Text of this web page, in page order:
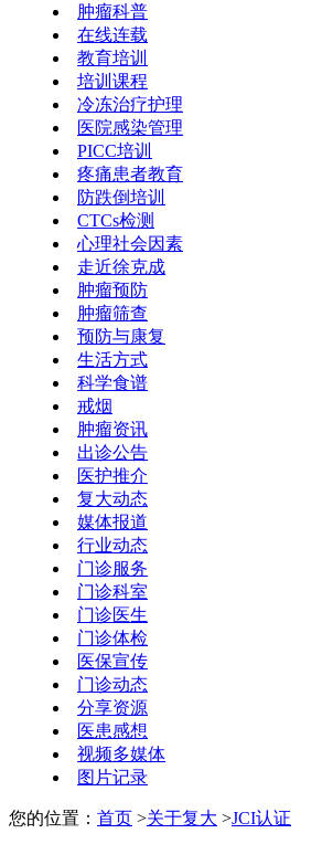
肿瘤科普
在线连载
教育培训
培训课程
冷冻治疗护理
医院感染管理
PICC培训
疼痛患者教育
防跌倒培训
CTCs检测
心理社会因素
走近徐克成
肿瘤预防
肿瘤筛查
预防与康复
生活方式
科学食谱
戒烟
肿瘤资讯
出诊公告
医护推介
复大动态
媒体报道
行业动态
门诊服务
门诊科室
门诊医生
门诊体检
医保宣传
门诊动态
分享资源
医患感想
视频多媒体
图片记录
您的位置： 首页 >关于复大 >JCI认证